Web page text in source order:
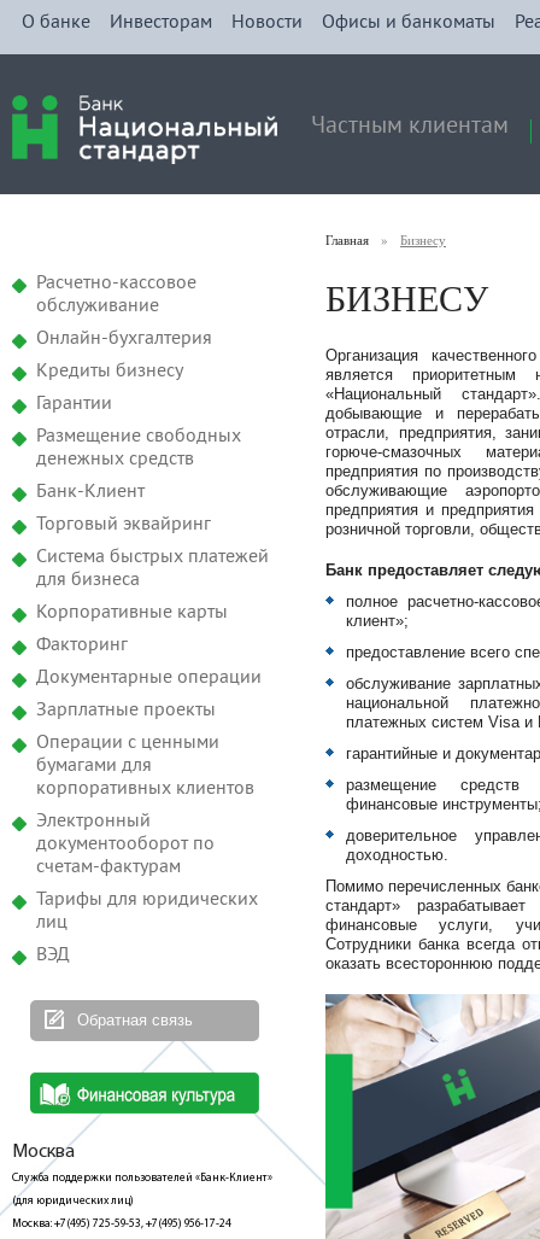
О банке Инвесторам Новости Офисы и банкоматы
Частным клиентам
Расчетно-кассовое
обслуживание
Онлайн-бухгалтерия
Кредиты бизнесу
Гарантии
Размещение свободных
денежных средств
Банк-Клиент
Торговый эквайринг
Система быстрых платежей
для бизнеса
Корпоративные карты
Факторинг
Документарные операции
Зарплатные проекты
Операции с ценными
бумагами для
корпоративных клиентов
Электронный
документооборот по
счетам-фактурам
Тарифы для юридических
лиц
ВЭД
Обратная связь
Москва
Служба поддержки пользователей «Банк-Клиент»
(для юридических лиц)
Москва: +7(495) 725-59-53, +7(495) 956-17-24
Главная » Бизнесу
БИЗНЕСУ
Организация
является
«Национальный
добывающие и
отрасли, предприятия,
горюче-смазочных
предприятия по
обслуживающие
предприятия и
розничной торговли,
Банк предоставляет
полное расчетно-
клиент»;
предоставление всего
обcлуживание
национальной
платежных систем Visa и
гарантийные и
размещение
финансовые
доверительное
доходностью.
Помимо перечисленных
стандарт»
финансовые услуги,
Сотрудники банка всегда
оказать всестороннюю